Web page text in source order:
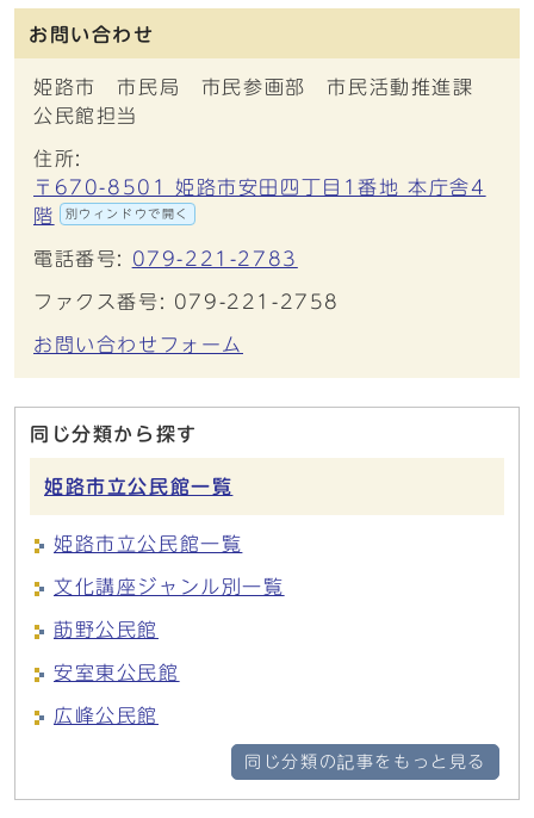
お問い合わせ
姫路市 市民局 市民参画部 市民活動推進課
公民館担当
住所:
〒670-8501 姫路市安田四丁目1番地 本庁舎4
階
別ウィンドウで開く
電話番号: 079-221-2783
ファクス番号: 079-221-2758
お問い合わせフォーム
同じ分類から探す
姫路市立公民館一覧
姫路市立公民館一覧
文化講座ジャンル別一覧
莇野公民館
安室東公民館
広峰公民館
同じ分類の記事をもっと見る